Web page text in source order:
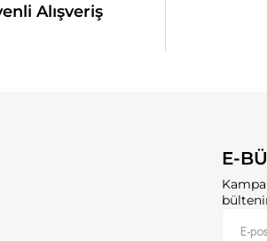
Alışveriş
E-